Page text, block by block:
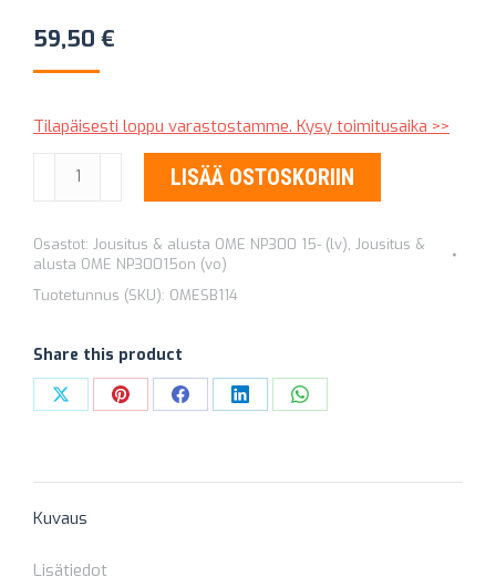
59,50 €
Tilapäisesti loppu varastostamme. Kysy toimitusaika >>
LEHTIJOUSEN
PUSLASARJA
MAN
EMU
(ORG
RIIPUKE)
määrä
LISÄÄ OSTOSKORIIN
Osastot: Jousitus & alusta OME NP300 15- (lv), Jousitus &
alusta OME NP30015on (vo)
Tuotetunnus (SKU): OMESB114
Share this product
Share Share Share Share Share
Kuvaus
Lisätiedot